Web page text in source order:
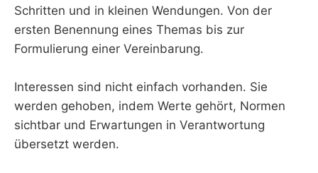
Schritten und in kleinen Wendungen. Von der
ersten Benennung eines Themas bis zur
Formulierung einer Vereinbarung.
Interessen sind nicht einfach vorhanden. Sie
werden gehoben, indem Werte gehört, Normen
sichtbar und Erwartungen in Verantwortung
übersetzt werden.